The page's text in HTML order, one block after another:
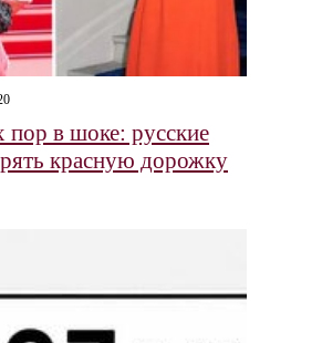
в шоке: русские
красную дорожку